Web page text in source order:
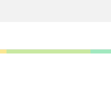
المحتوى